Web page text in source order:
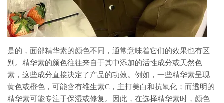
是的，面部精华素的颜色不同，通常意味着它们的效果也有区
别。精华素的颜色往往来自于其中添加的活性成分或天然色
素，这些成分直接决定了产品的功效。例如，一些精华素呈现
黄色或橙色，可能含有维生素C，主打美白和抗氧化；而透明的
精华素可能专注于保湿或修复。因此，在选择精华素时，颜色